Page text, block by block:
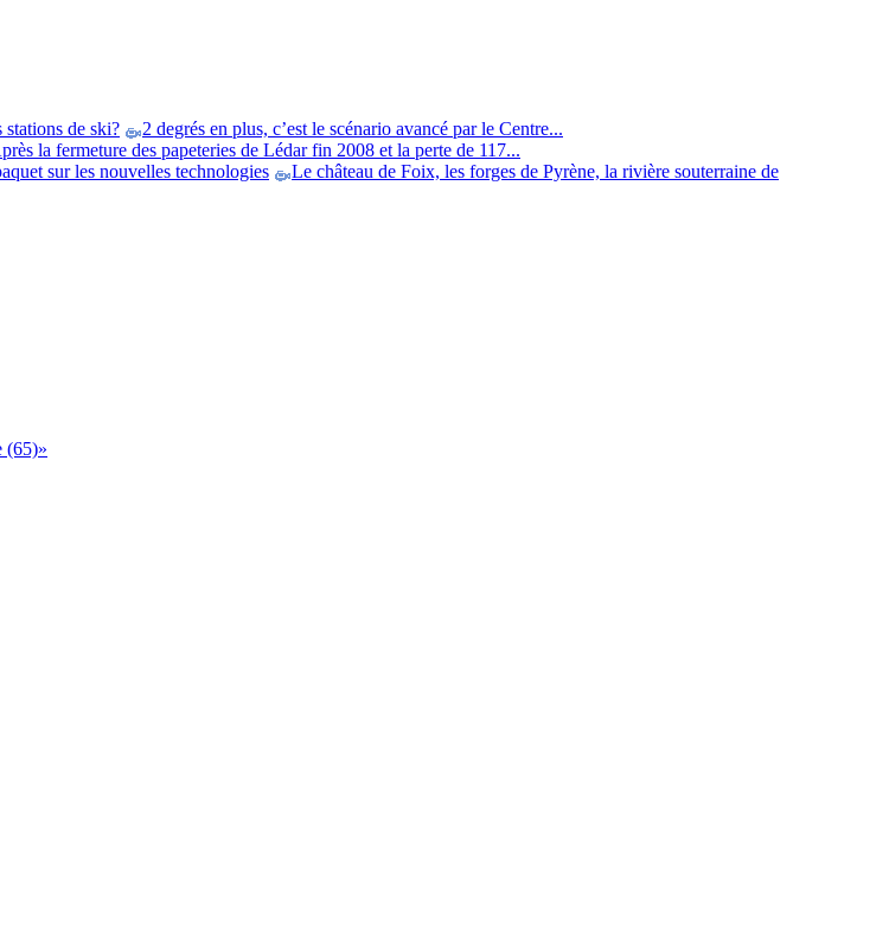
de ski?
2 degrés en plus, c’est le scénario avancé par le Centre...
la fermeture des papeteries de Lédar fin 2008 et la perte de 117...
sur les nouvelles technologies
Le château de Foix, les forges de Pyrène, la rivière souterraine de
(65)»